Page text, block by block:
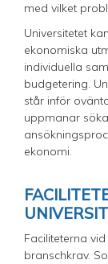
med vilket
Universitetet
ekonomiska
individuella
budgetering.
står inför
uppmanar
ekonomi.
Faciliteterna
branschkrav.